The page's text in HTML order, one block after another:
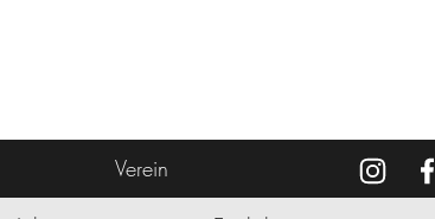
Verein